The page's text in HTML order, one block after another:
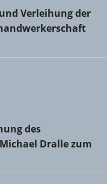
Verleihung der
Mainz-
Verleihung der
des
Dralle zum neuen
des
Dralle zum